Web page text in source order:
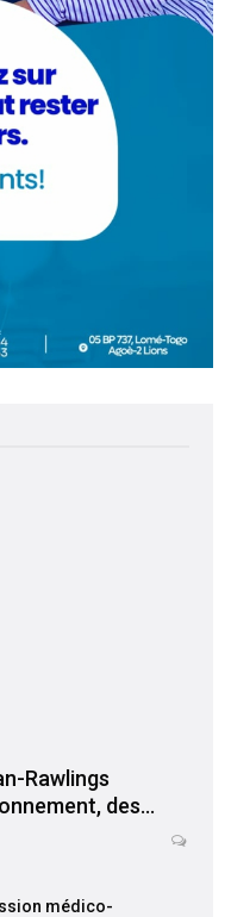
Rawlings
des…
médico-